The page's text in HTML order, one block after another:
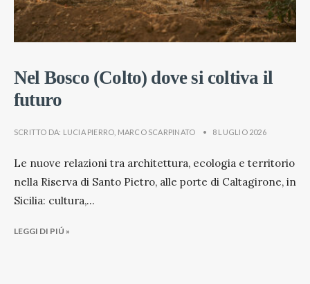
Nel Bosco (Colto) dove si coltiva il
futuro
SCRITTO DA: LUCIA PIERRO MARCO SCARPINATO • 8 LUGLIO 2026
Le nuove relazioni tra architettura, ecologia e territorio
nella Riserva di Santo Pietro, alle porte di Caltagirone, in
Sicilia: cultura,...
LEGGI DI PIÚ »